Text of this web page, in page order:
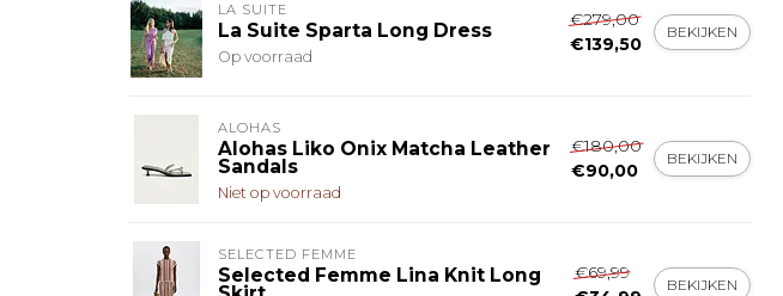
LA SUITE
La Suite Sparta Long Dress
Op voorraad
€279,00
€139,50
BEKIJKEN
ALOHAS
Alohas Liko Onix Matcha Leather
Sandals
Niet op voorraad
€180,00
€90,00
BEKIJKEN
SELECTED FEMME
Selected Femme Lina Knit Long
€69,99
BEKIJKEN